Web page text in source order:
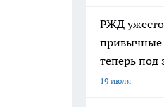
РЖД
привычные
теперь под
19 июля